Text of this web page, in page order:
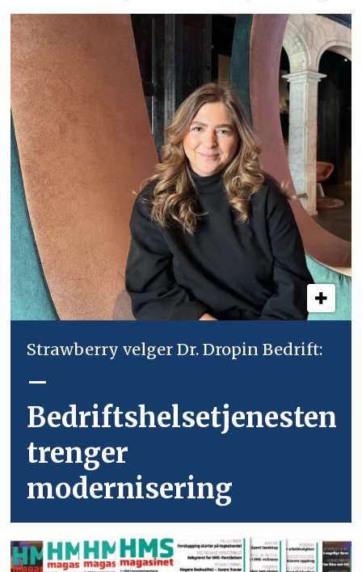
Strawberry velger Dr. Dropin Bedrift:
–
Bedriftshelsetjenesten
trenger
modernisering